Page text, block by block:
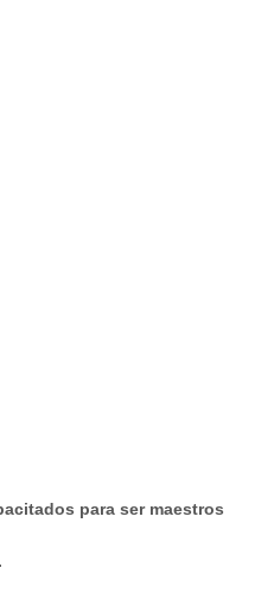
para ser maestros